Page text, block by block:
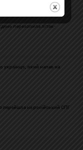
перехопила літак-
українця, який напав на
перейшла на російський СПГ